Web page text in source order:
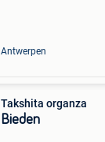
Antwerpen
Takshita organza
Bieden